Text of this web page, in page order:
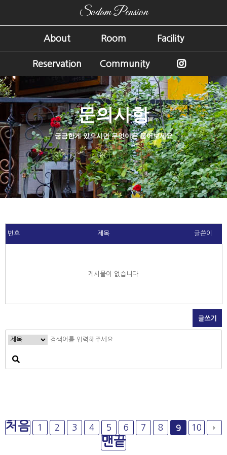
Sodam Pension
About Room Facility
Reservation Community
문의사항
궁금한게 있으시면 무엇이든 물어보세요
번호 제목 글쓴이
게시물이 없습니다.
글쓰기
처음 1 2 3 4 5 6 7 8 9 10
맨끝